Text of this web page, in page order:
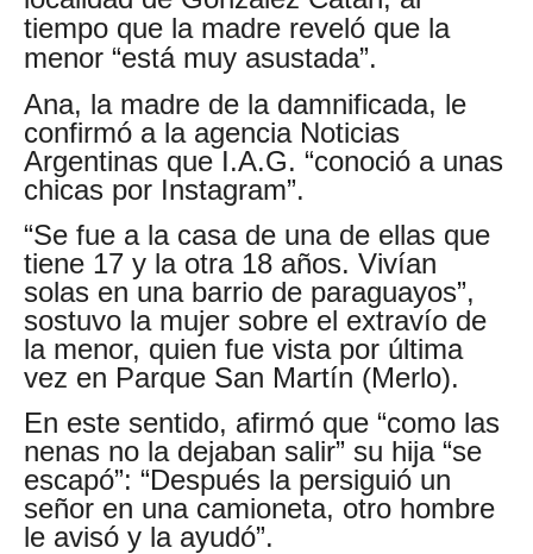
tiempo que la madre reveló que la
menor “está muy asustada”.
Ana, la madre de la damnificada, le
confirmó a la agencia Noticias
Argentinas que I.A.G. “conoció a unas
chicas por Instagram”.
“Se fue a la casa de una de ellas que
tiene 17 y la otra 18 años. Vivían
solas en una barrio de paraguayos”,
sostuvo la mujer sobre el extravío de
la menor, quien fue vista por última
vez en Parque San Martín (Merlo).
En este sentido, afirmó que “como las
nenas no la dejaban salir” su hija “se
escapó”: “Después la persiguió un
señor en una camioneta, otro hombre
le avisó y la ayudó”.